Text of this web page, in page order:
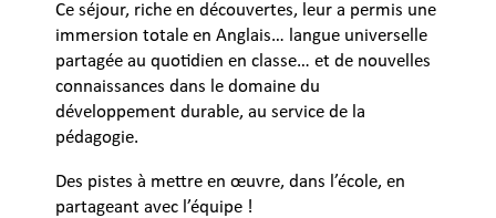
Ce séjour, riche en découvertes, leur a permis une
immersion totale en Anglais… langue universelle
partagée au quotidien en classe… et de nouvelles
connaissances dans le domaine du
développement durable, au service de la
pédagogie.
Des pistes à mettre en œuvre, dans l’école, en
partageant avec l’équipe !